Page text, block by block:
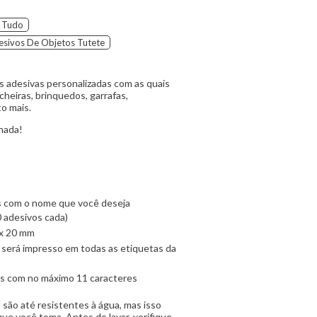
De Objetos Tutete
personalizadas com as quais
brinquedos, garrafas,
mais.
o nome que você deseja
cada)
20 mm
impresso em todas as etiquetas da
com no máximo 11 caracteres
até resistentes à água, mas isso